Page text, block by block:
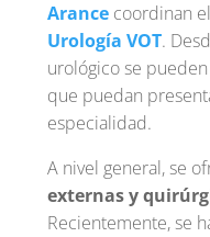
Arancecoordinan
Urología VOT.
urológico se
que puedan
especialidad.
A nivel general, se
externas y
Recientemente, se